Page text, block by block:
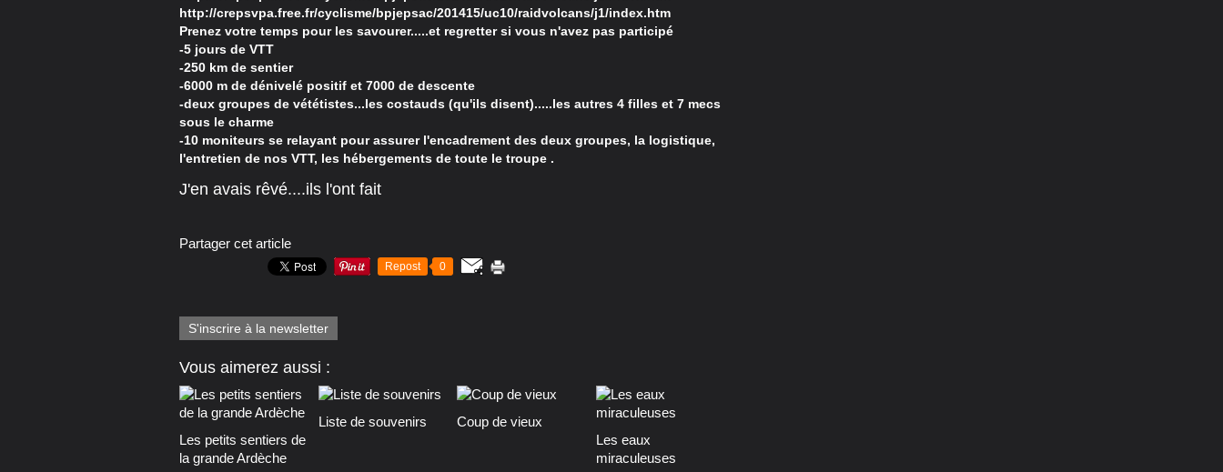
http://crepsvpa.free.fr/cyclisme/bpjepsac/201415/uc10/raidvolcans/j1/index.htm
Prenez votre temps pour les savourer.....et regretter si vous n'avez pas participé
-5 jours de VTT
-250 km de sentier
-6000 m de dénivelé positif et 7000 de descente
-deux groupes de vététistes...les costauds (qu'ils disent).....les autres 4 filles et 7 mecs
sous le charme
-10 moniteurs se relayant pour assurer l'encadrement des deux groupes, la logistique,
l'entretien de nos VTT, les hébergements de toute le troupe .
J'en avais rêvé....ils l'ont fait
Partager cet article
Repost 0
S'inscrire à la newsletter
Vous aimerez aussi :
Les petits sentiers de
la grande Ardèche
Liste de souvenirs
Coup de vieux
Les eaux
miraculeuses